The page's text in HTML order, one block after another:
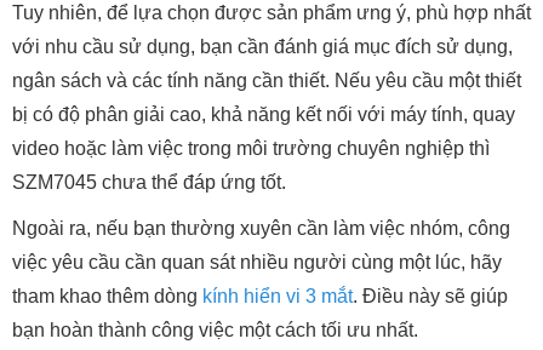
Tuy nhiên, để lựa chọn được sản phẩm ưng ý, phù hợp nhất
với nhu cầu sử dụng, bạn cần đánh giá mục đích sử dụng,
ngân sách và các tính năng cần thiết. Nếu yêu cầu một thiết
bị có độ phân giải cao, khả năng kết nối với máy tính, quay
video hoặc làm việc trong môi trường chuyên nghiệp thì
SZM7045 chưa thể đáp ứng tốt.
Ngoài ra, nếu bạn thường xuyên cần làm việc nhóm, công
việc yêu cầu cần quan sát nhiều người cùng một lúc, hãy
tham khao thêm dòng kính hiển vi 3 mắt. Điều này sẽ giúp
bạn hoàn thành công việc một cách tối ưu nhất.